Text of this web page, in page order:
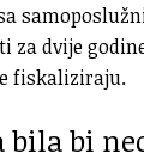
dvije
fiskaliziraju.
bila bi